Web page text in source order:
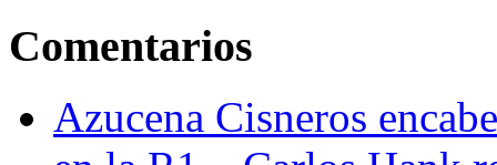
Comentarios
Azucena Cisneros